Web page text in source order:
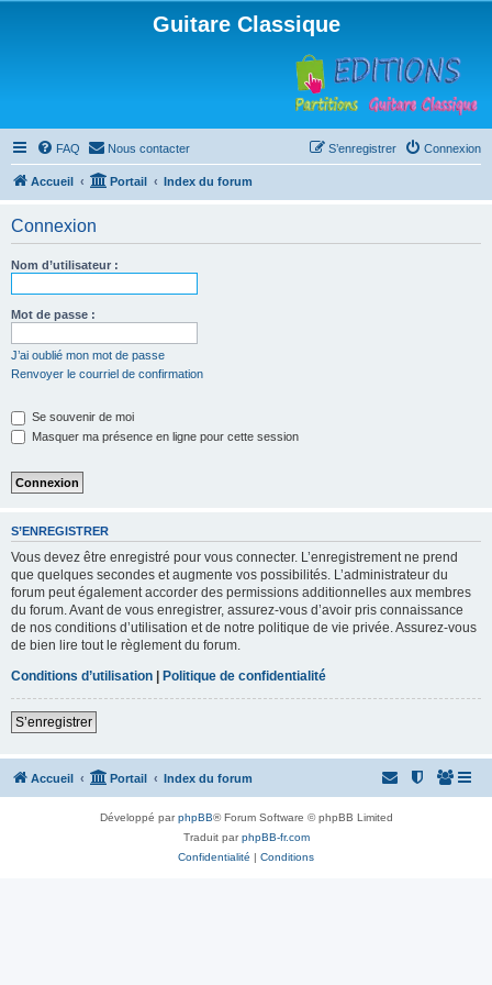
Guitare Classique
FAQ Nous contacter Connexion
S’enregistrer
Accueil Portail Index du forum
Connexion
Nom d’utilisateur :
Mot de passe :
J’ai oublié mon mot de passe
Renvoyer le courriel de confirmation
Se souvenir de moi
Masquer ma présence en ligne pour cette session
S’ENREGISTRER
Vous devez être enregistré pour vous connecter. L’enregistrement ne prend
que quelques secondes et augmente vos possibilités. L’administrateur du
forum peut également accorder des permissions additionnelles aux membres
du forum. Avant de vous enregistrer, assurez-vous d’avoir pris connaissance
de nos conditions d’utilisation et de notre politique de vie privée. Assurez-vous
de bien lire tout le règlement du forum.
Conditions d’utilisation | Politique de confidentialité
S’enregistrer
Accueil Portail Index du forum
Développé parphpBB® Forum Software © phpBB Limited
Traduit parphpBB-fr.com
Confidentialité | Conditions